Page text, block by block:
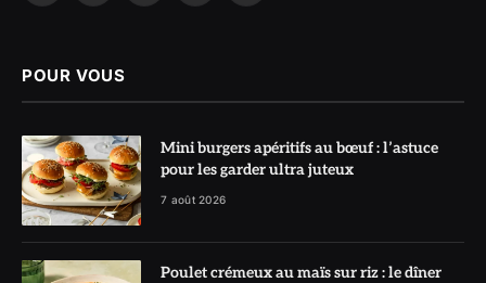
POUR VOUS
Mini burgers apéritifs au bœuf : l’astuce
pour les garder ultra juteux
7 août 2026
Poulet crémeux au maïs sur riz : le dîner